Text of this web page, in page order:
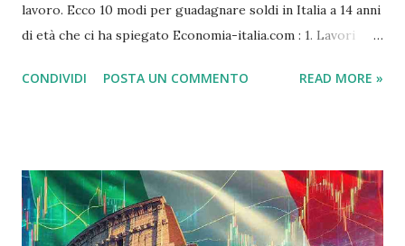
lavoro. Ecco 10 modi per guadagnare soldi in Italia a 14 anni
di età che ci ha spiegato Economia-italia.com : 1. Lavori
anni è fare lavori domestici per i propri genitori o per i
è fare lavori di giardinaggio per i vicini o per le attività
commerciali. Si possono fare lavori come tagliare il prato,
potare le piante, pulire le siepi, ecc. 3. Lavori di babysitting
CONDIVIDI POSTA UN COMMENTO READ MORE »